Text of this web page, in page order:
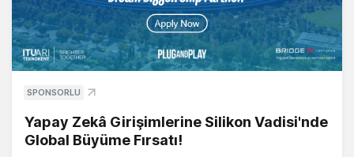
SPONSORLU
Yapay Zekâ Girişimlerine Silikon Vadisi'nde
Global Büyüme Fırsatı!